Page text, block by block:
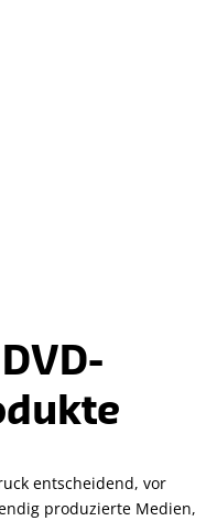
entscheidend, vor
produzierte Medien,